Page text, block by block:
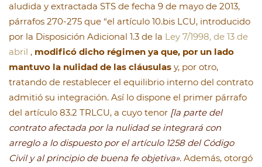
aludida y extractada STS de fecha 9 de mayo de 2013,
párrafos 270-275 que “el artículo 10.bis LCU, introducido
por la Disposición Adicional 1.3 de la Ley 7/1998, de 13 de
abril , modificó dicho régimen ya que, por un lado
mantuvo la nulidad de las cláusulas y, por otro,
tratando de restablecer el equilibrio interno del contrato
admitió su integración. Así lo dispone el primer párrafo
del artículo 83.2 TRLCU, a cuyo tenor [la parte del
contrato afectada por la nulidad se integrará con
arreglo a lo dispuesto por el artículo 1258 del Código
Civil y al principio de buena fe objetiva». Además, otorgó